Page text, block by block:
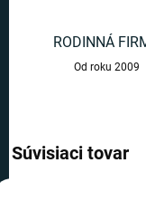
RODINNÁ
Od roku 2009
Súvisiaci tovar